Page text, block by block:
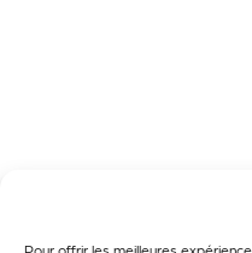
Pour offrir les meilleures